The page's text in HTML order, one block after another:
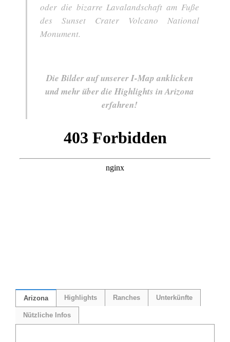
oder die bizarre Lavalandschaft am Fuße
des Sunset Crater Volcano National
Monument.
Die Bilder auf unserer I-Map anklicken
und mehr über die Highlights in Arizona
erfahren!
Arizona Highlights Ranches Unterkünfte
Nützliche Infos